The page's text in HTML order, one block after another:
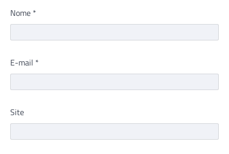
Nome *
E-mail *
Site